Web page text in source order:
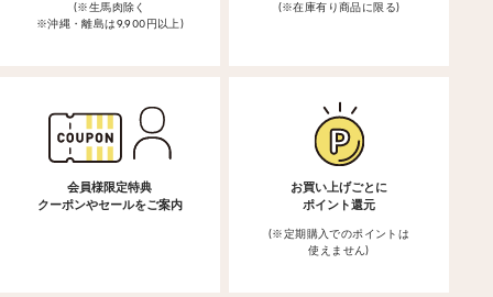
(※生馬肉除く
※沖縄・離島は9,900円以上)
(※在庫有り商品に限る)
会員様限定特典
クーポンやセールをご案内
お買い上げごとに
ポイント還元
(※定期購入でのポイントは
使えません)